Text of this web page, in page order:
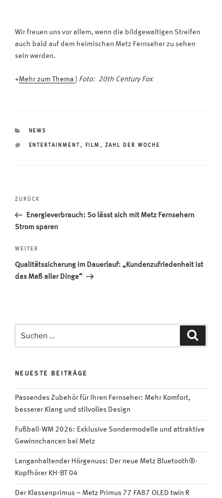
Wir freuen uns vor allem, wenn die bildgewaltigen Streifen
auch bald auf dem heimischen Metz Fernseher zu sehen
sein werden.
+Mehr zum Thema Foto: 20th Century Fox
KATEGORIEN
NEWS
SCHLAGWÖRTER
ENTERTAINMENT , FILM , ZAHL DER WOCHE
Beitragsnavigation
Vorheriger
Beitrag
ZURÜCK
Energieverbrauch: So lässt sich mit Metz Fernsehern
Strom sparen
Nächster
Beitrag
WEITER
Qualitätssicherung im Dauerlauf: „Kundenzufriedenheit ist
das Maß aller Dinge“
nach:
NEUESTE BEITRÄGE
Passendes Zubehör für Ihren Fernseher: Mehr Komfort,
besserer Klang und stilvolles Design
Fußball-WM 2026: Exklusive Sondermodelle und attraktive
Gewinnchancen bei Metz
Langanhaltender Hörgenuss: Der neue Metz Bluetooth®-
Kopfhörer KH-BT 04
Der Klassenprimus – Metz Primus 77 FA87 OLED twin R